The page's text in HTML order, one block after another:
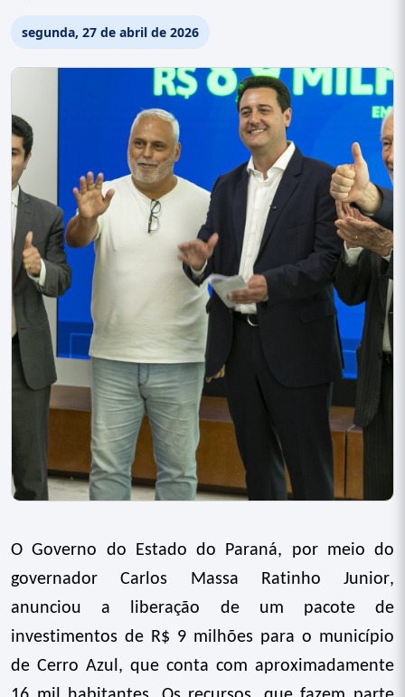
segunda, 27 de abril de 2026
O Governo do Estado do Paraná, por meio do
governador Carlos Massa Ratinho Junior,
anunciou a liberação de um pacote de
investimentos de R$ 9 milhões para o município
de Cerro Azul, que conta com aproximadamente